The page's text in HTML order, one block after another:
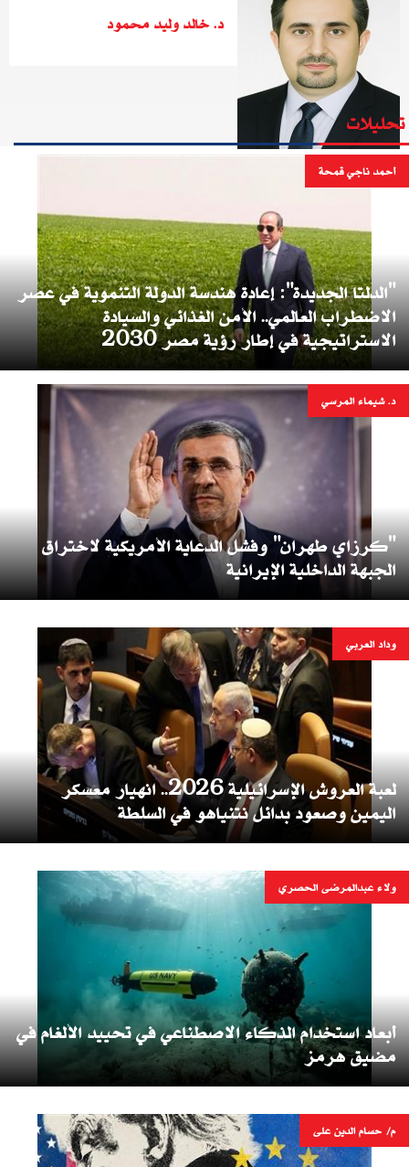
د. خالد وليد محمود
تحليلات
أحمد ناجي قمحة
"الدلتا الجديدة": إعادة هندسة الدولة التنموية في عصر
الاضطراب العالمي.. الأمن الغذائي والسيادة
الاستراتيجية في إطار رؤية مصر 2030
د. شيماء المرسي
"كرزاي طهران" وفشل الدعاية الأمريكية لاختراق
الجبهة الداخلية الإيرانية
وداد العربي
لعبة العروش الإسرائيلية 2026.. انهيار معسكر
اليمين وصعود بدائل نتنياهو في السلطة
ولاء عبدالمرضى الحصري
أبعاد استخدام الذكاء الاصطناعي في تحييد الألغام في
مضيق هرمز
م/ حسام الدين على